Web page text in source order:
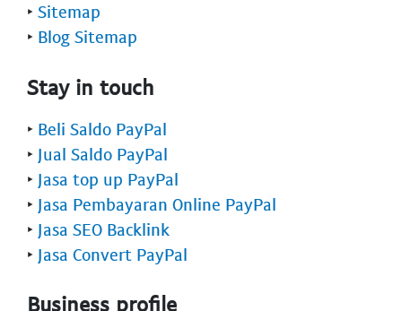
‣ Sitemap
‣ Blog Sitemap
Stay in touch
‣ Beli Saldo PayPal
‣ Jual Saldo PayPal
‣ Jasa top up PayPal
‣ Jasa Pembayaran Online PayPal
‣ Jasa SEO Backlink
‣ Jasa Convert PayPal
Business profile